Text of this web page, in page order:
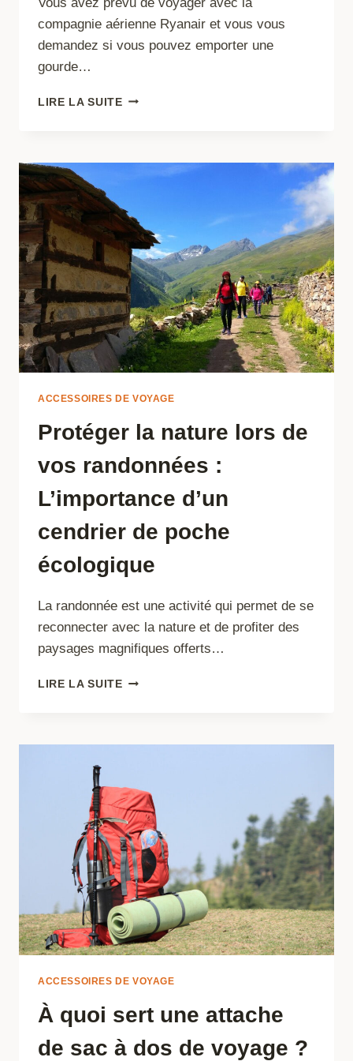
compagnie aérienne Ryanair et vous vous
demandez si vous pouvez emporter une
gourde…
LIRE LA SUITEPRENDRE
DANS
:
CE
QU’IL
FAUT
SAVOIR
ACCESSOIRES DE VOYAGE
Protéger la nature lors de
vos randonnées :
L’importance d’un
cendrier de poche
écologique
La randonnée est une activité qui permet de se
reconnecter avec la nature et de profiter des
paysages magnifiques offerts…
LIRE LA SUITEPROTÉGER
DE
:
L’IMPORTANCE
D’UN
CENDRIER
DE
POCHE
ÉCOLOGIQUE
ACCESSOIRES DE VOYAGE
À quoi sert une attache
de sac à dos de voyage ?